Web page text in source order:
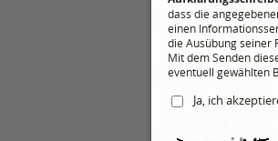
dass die
einen
die Ausübung seiner
Mit dem Senden
eventuell gewählten
Ja, ich